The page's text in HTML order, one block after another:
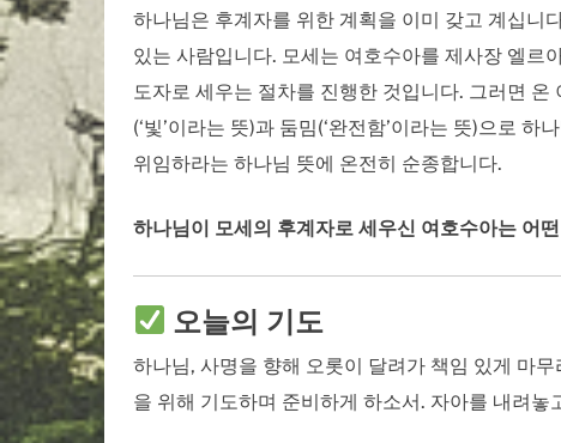
하나님은 후계자를 위한 계획을 이미 갖고 계십니
있는 사람입니다. 모세는 여호수아를 제사장 엘르
도자로 세우는 절차를 진행한 것입니다. 그러면
(‘빛’이라는 뜻)과 둠밈(‘완전함’이라는 뜻)으로
위임하라는 하나님 뜻에 온전히 순종합니다.
하나님이 모세의 후계자로 세우신 여호수아는 어
오늘의 기도
하나님, 사명을 향해 오롯이 달려가 책임 있게 마
을 위해 기도하며 준비하게 하소서. 자아를 내려